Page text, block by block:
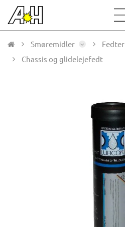
Smøremidler
Fedter
Chassis og glidelejefedt